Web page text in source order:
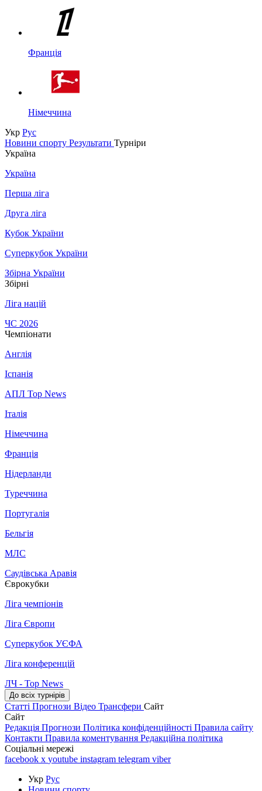
Франція
Німеччина
Укр Рус
Новини спорту Результати Турніри
Україна
Україна
Перша ліга
Друга ліга
Кубок України
Суперкубок України
Збірна України
Збірні
Ліга націй
ЧС 2026
Чемпіонати
Англія
Іспанія
АПЛ Top News
Італія
Німеччина
Франція
Нідерланди
Туреччина
Португалія
Бельгія
МЛС
Саудівська Аравія
Єврокубки
Ліга чемпіонів
Ліга Європи
Суперкубок УЄФА
Ліга конференцій
ЛЧ - Top News
До всіх турнірів
Статті Прогнози Відео Трансфери Сайт
Сайт
Редакція Прогнози Політика конфіденційності Правила сайту
Контакти Правила коментування Редакційна політика
Соціальні мережі
facebook x youtube instagram telegram viber
Укр Рус